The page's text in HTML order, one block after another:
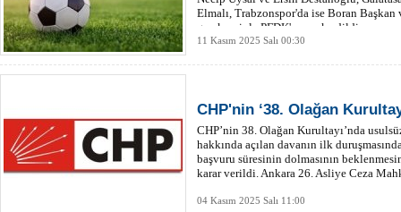
Elmalı, Trabzonspor'da ise Boran
gerekçesiyle PFDK'ye sevk edildi.
11 Kasım 2025 Salı 00:30
CHP'nin ‘38. Olağan
CHP’nin 38. Olağan Kurultayı’nda
hakkında açılan davanın ilk
başvuru süresinin dolmasının
karar verildi. Ankara 26. Asliye Ceza
04 Kasım 2025 Salı 11:00